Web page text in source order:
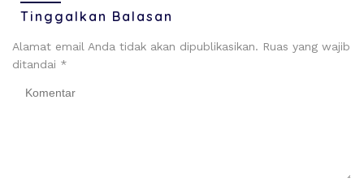
Tinggalkan Balasan
Alamat email Anda tidak akan dipublikasikan. Ruas yang wajib
ditandai *